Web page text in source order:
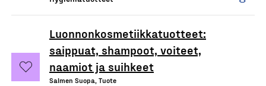
Luonnonkosmetiikkatuotteet:
saippuat, shampoot, voiteet,
naamiot ja suihkeet
Salmen Suopa, Tuote